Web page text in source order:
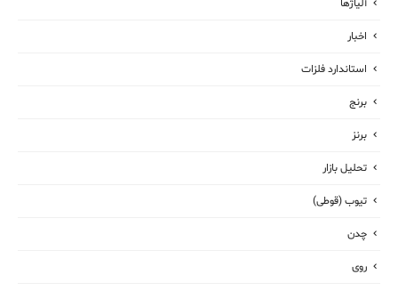
آلیاژها
اخبار
استاندارد فلزات
برنج
برنز
تحلیل بازار
تیوب (قوطی)
چدن
روی